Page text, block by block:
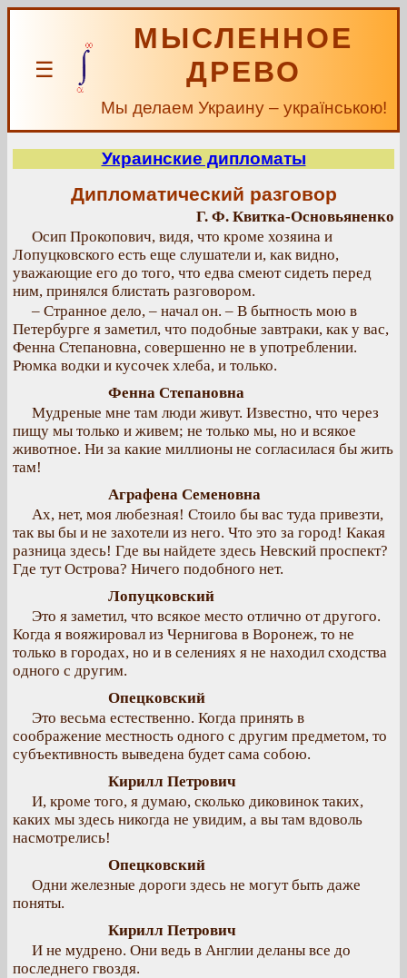
☰
МЫСЛЕННОЕ
ДРЕВО
Мы делаем Украину – українською!
Украинские дипломаты
Дипломатический разговор
Г. Ф. Квитка-Основьяненко
Осип Прокопович, видя, что кроме хозяина и
Лопуцковского есть еще слушатели и, как видно,
уважающие его до того, что едва смеют сидеть перед
ним, принялся блистать разговором.
– Странное дело, – начал он. – В бытность мою в
Петербурге я заметил, что подобные завтраки, как у вас,
Фенна Степановна, совершенно не в употреблении.
Рюмка водки и кусочек хлеба, и только.
Фенна Степановна
Мудреные мне там люди живут. Известно, что через
пищу мы только и живем; не только мы, но и всякое
животное. Ни за какие миллионы не согласилася бы жить
там!
Аграфена Семеновна
Ах, нет, моя любезная! Стоило бы вас туда привезти,
так вы бы и не захотели из него. Что это за город! Какая
разница здесь! Где вы найдете здесь Невский проспект?
Где тут Острова? Ничего подобного нет.
Лопуцковский
Это я заметил, что всякое место отлично от другого.
Когда я вояжировал из Чернигова в Воронеж, то не
только в городах, но и в селениях я не находил сходства
одного с другим.
Опецковский
Это весьма естественно. Когда принять в
соображение местность одного с другим предметом, то
субъективность выведена будет сама собою.
Кирилл Петрович
И, кроме того, я думаю, сколько диковинок таких,
каких мы здесь никогда не увидим, а вы там вдоволь
насмотрелись!
Опецковский
Одни железные дороги здесь не могут быть даже
поняты.
Кирилл Петрович
И не мудрено. Они ведь в Англии деланы все до
последнего гвоздя.